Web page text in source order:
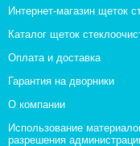
Интернет-магазин щеток
Каталог щеток
Оплата и доставка
Гарантия на дворники
О компании
Использование
разрешения